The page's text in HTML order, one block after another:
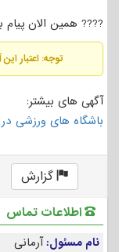
???? همین الان
توجه: اعتبار
آگهی های بیشتر:
باشگاه های ورزشی
گزارش
اطلاعات تماس
نام مسئول:آرمانی